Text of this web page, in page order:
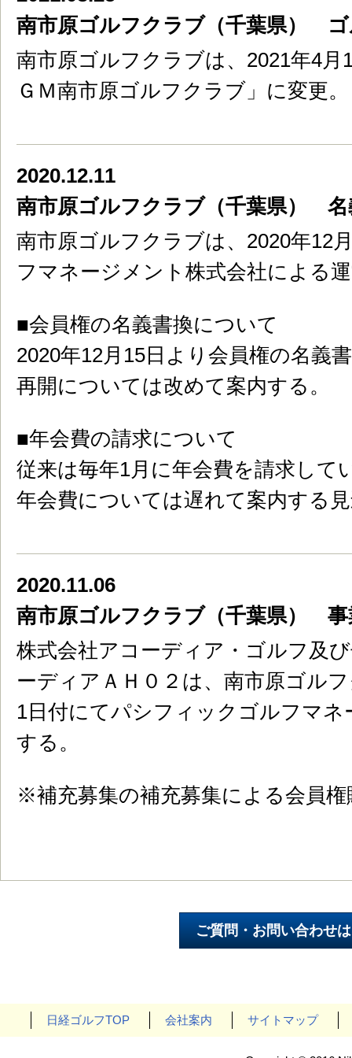
南市原ゴルフクラブ（千葉県） ゴ
南市原ゴルフクラブは、2021年4
ＧＭ南市原ゴルフクラブ」に変更。
2020.12.11
南市原ゴルフクラブ（千葉県） 名
南市原ゴルフクラブは、2020年12
フマネージメント株式会社による
■会員権の名義書換について
2020年12月15日より会員権の名義
再開については改めて案内する。
■年会費の請求について
従来は毎年1月に年会費を請求して
年会費については遅れて案内する
2020.11.06
南市原ゴルフクラブ（千葉県） 事
株式会社アコーディア・ゴルフ及
ーディアＡＨ０２は、南市原ゴル
1日付にてパシフィックゴルフマ
する。
※補充募集の補充募集による会員権
日経ゴルフTOP 会社案内 サイトマップ